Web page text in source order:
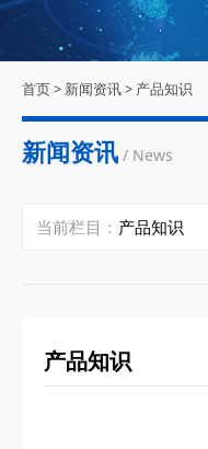
首页> 新闻资讯> 产品知识
新闻资讯 / News
当前栏目：
产品知识